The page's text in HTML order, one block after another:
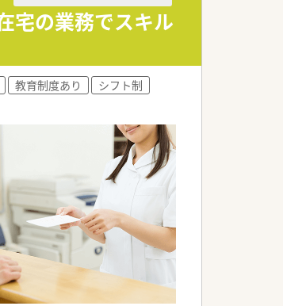
宅の業務でスキル
教育制度あり
シフト制